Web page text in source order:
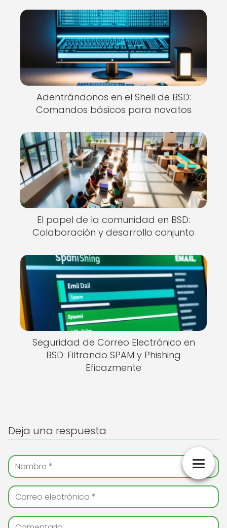
Adentrándonos en el Shell de BSD:
Comandos básicos para novatos
El papel de la comunidad en BSD:
Colaboración y desarrollo conjunto
Seguridad de Correo Electrónico en
BSD: Filtrando SPAM y Phishing
Eficazmente
Deja una respuesta